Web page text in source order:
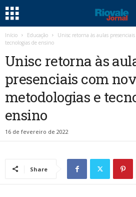
Início Educação
Unisc retorna às aulas
tecnologias de ensino
Unisc retorna às
presenciais com
metodologias e
ensino
16 de fevereiro de 2022
Share